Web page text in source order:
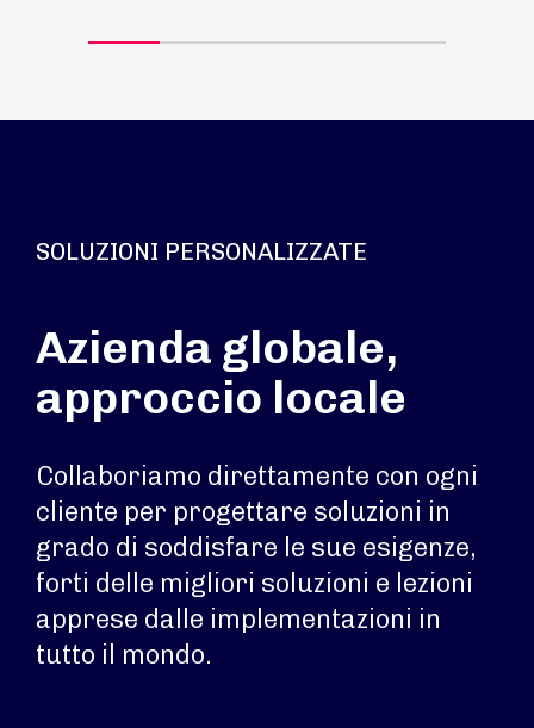
SOLUZIONI PERSONALIZZATE
Azienda globale,
approccio locale
Collaboriamo direttamente con ogni
cliente per progettare soluzioni in
grado di soddisfare le sue esigenze,
forti delle migliori soluzioni e lezioni
apprese dalle implementazioni in
tutto il mondo.